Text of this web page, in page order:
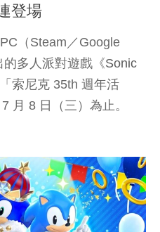
登場
（Steam／Google
多人派對遊戲《Sonic
索尼克 35th 週年活
月 8 日（三）為止。